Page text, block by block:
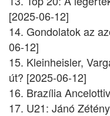
[2025-06-12]
14. Gondolatok az
06-12]
15. Kleinheisler,
út? [2025-06-12]
16. Brazília
17. U21: Jánó